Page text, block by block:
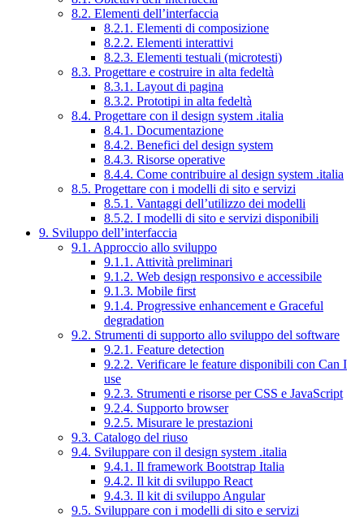
8.2. Elementi dell’interfaccia
8.2.1. Elementi di composizione
8.2.2. Elementi interattivi
8.2.3. Elementi testuali (microtesti)
8.3. Progettare e costruire in alta fedeltà
8.3.1. Layout di pagina
8.3.2. Prototipi in alta fedeltà
8.4. Progettare con il design system .italia
8.4.1. Documentazione
8.4.2. Benefici del design system
8.4.3. Risorse operative
8.4.4. Come contribuire al design system .italia
8.5. Progettare con i modelli di sito e servizi
8.5.1. Vantaggi dell’utilizzo dei modelli
8.5.2. I modelli di sito e servizi disponibili
9. Sviluppo dell’interfaccia
9.1. Approccio allo sviluppo
9.1.1. Attività preliminari
9.1.2. Web design responsivo e accessibile
9.1.3. Mobile first
9.1.4. Progressive enhancement e Graceful
degradation
9.2. Strumenti di supporto allo sviluppo del software
9.2.1. Feature detection
9.2.2. Verificare le feature disponibili con Can I
use
9.2.3. Strumenti e risorse per CSS e JavaScript
9.2.4. Supporto browser
9.2.5. Misurare le prestazioni
9.3. Catalogo del riuso
9.4. Sviluppare con il design system .italia
9.4.1. Il framework Bootstrap Italia
9.4.2. Il kit di sviluppo React
9.4.3. Il kit di sviluppo Angular
9.5. Sviluppare con i modelli di sito e servizi